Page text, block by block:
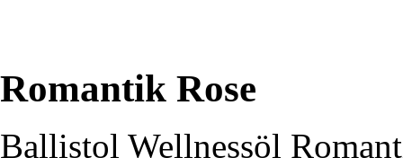
Romantik Rose
Ballistol Wellnessöl